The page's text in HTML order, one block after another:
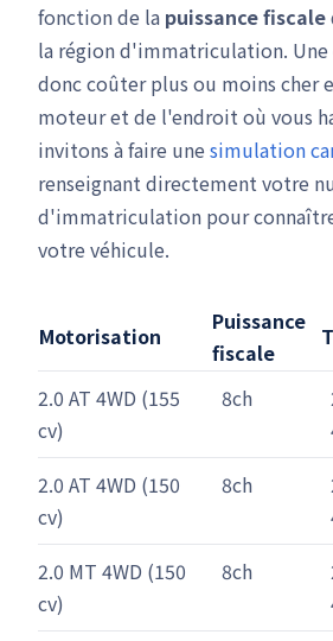
fonction de la puissance fiscale
la région d'immatriculation.
donc coûter plus ou moins cher
moteur et de l'endroit où vous
invitons à faire une simulation
renseignant directement votre
d'immatriculation pour
votre véhicule.
Motorisation
Puissance
fiscale
2.0 AT 4WD (155
cv)
8ch
2.0 AT 4WD (150
cv)
8ch
2.0 MT 4WD (150
cv)
8ch